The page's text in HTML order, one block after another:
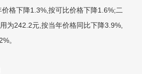
格下降1.3%,按可比价格下降1.6%;二
为242.2元,按当年价格同比下降3.9%,
。